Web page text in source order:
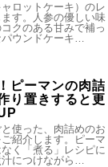
ロットケーキ）のレ
す。人参の優しい味
クのある甘みで補っ
パウンドケーキ…
ピーマンの肉詰
り置きすると更
使った、肉詰めのお
紹介します。ピーマ
く「煮る」レシピに
につけながら…